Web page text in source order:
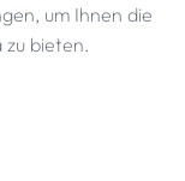
um Ihnen die
zu bieten.